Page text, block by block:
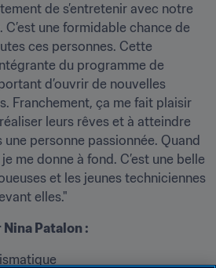
de s’entretenir avec notre
une formidable chance de
ces personnes. Cette
du programme de
d’ouvrir de nouvelles
Franchement, ça me fait plaisir
leurs rêves et à atteindre
personne passionnée. Quand
me donne à fond. C’est une belle
et les jeunes techniciennes
elles."
Patalon :